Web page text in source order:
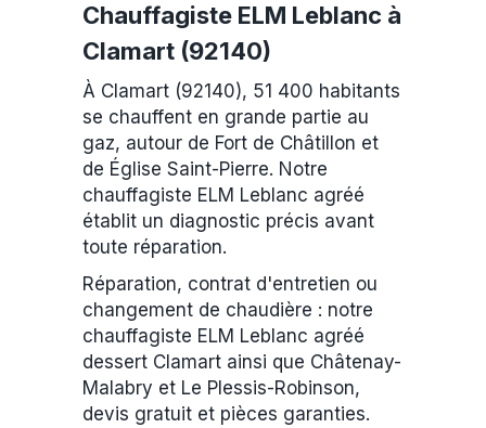
Chauffagiste ELM Leblanc à
Clamart (92140)
À Clamart (92140), 51 400 habitants
se chauffent en grande partie au
gaz, autour de Fort de Châtillon et
de Église Saint-Pierre. Notre
chauffagiste ELM Leblanc agréé
établit un diagnostic précis avant
toute réparation.
Réparation, contrat d'entretien ou
changement de chaudière : notre
chauffagiste ELM Leblanc agréé
dessert Clamart ainsi que Châtenay-
Malabry et Le Plessis-Robinson,
devis gratuit et pièces garanties.